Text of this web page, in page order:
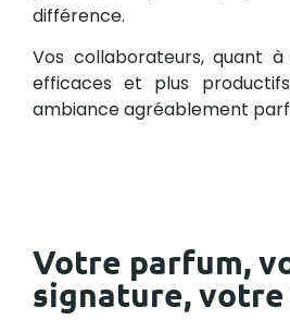
différence.
Vos collaborateurs, quant
efficaces et plus
ambiance agréablement
Votre parfum,
signature, votre